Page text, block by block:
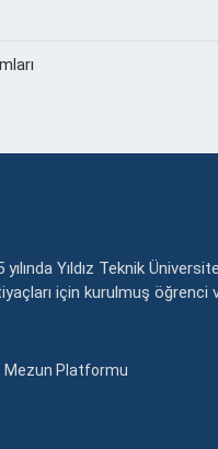
Yıldız Teknik
için kurulmuş öğrenci
Mezun Platformu